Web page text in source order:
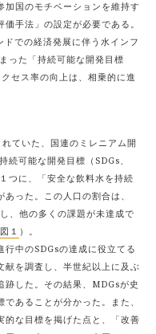
国のモチベーションを維持す
手法」の設定が必要である。
での経済発展に伴う水インフ
った「持続可能な開発目標
セス率の向上は、相乗的に進
ていた、国連のミレニアム開
続可能な開発目標（SDGs、
つに、「安全な飲料水を持続
った。この人口の割合は、
、他の多くの課題が未達成で
図１ ）。
中のSDGsの達成に役立てる
献を調査し、半世紀以上に及ぶ
跡した。その結果、MDGsが史
あることが分かった。また、
的な目標を掲げた点と、「改善